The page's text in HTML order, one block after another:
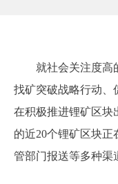
就社会关注度高
找矿突破战略行动、
在积极推进锂矿区块
的近20个锂矿区块
管部门报送等多种渠